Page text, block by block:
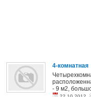
4-
- 9 м2,